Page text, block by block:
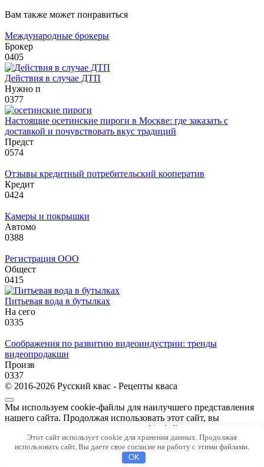
Вам также может понравиться
Международные брокеры
Брокер
0405
Действия в случае ДТП
Нужно п
0377
Настоящие осетинские пироги в Москве: где заказать с
доставкой и почувствовать вкус традиций
Предст
0574
Отзывы кредитный потребительский кооператив
Кредит
0424
Камеры и покрышки
Автомо
0388
Регистрация ООО
Общест
0415
Питьевая вода в бутылках
На сего
0335
Соображения по развитию видеоиндустрии: тренды
видеопродакшн
Произв
0337
© 2016-2026 Русский квас - Рецепты кваса
Этот сайт использует cookie для хранения данных. Продолжая
использовать сайт, Вы даете свое согласие на работу с этими файлами.
OK
Мы используем cookie-файлы для наилучшего представления
нашего сайта. Продолжая использовать этот сайт, вы
соглашаетесь с использованием cookie-файлов.
Принять
Подробнее…
Политика конфиденциальности